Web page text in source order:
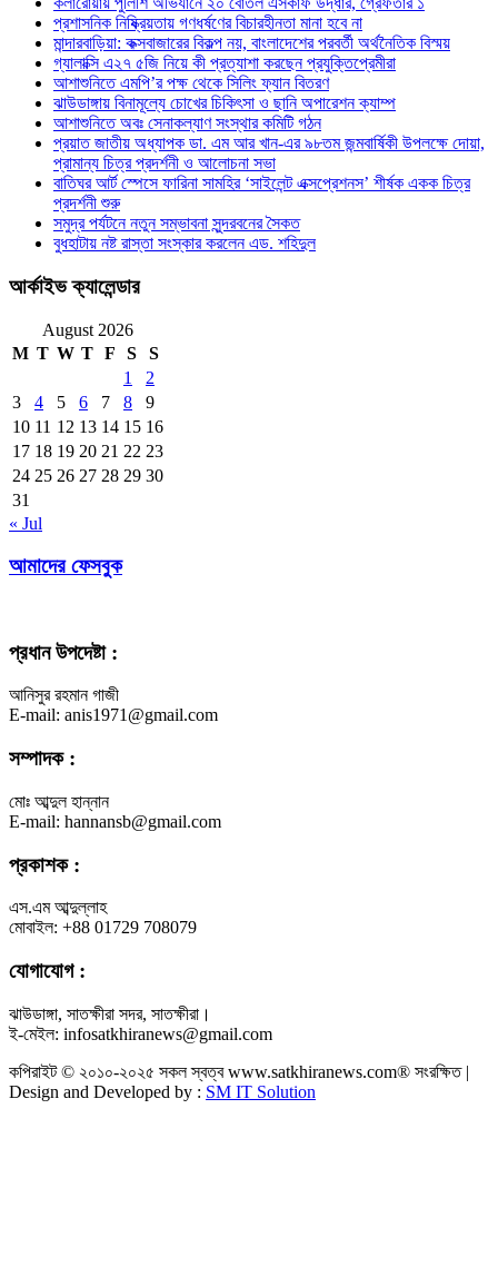
প্রশাসনিক নিষ্ক্রিয়তায় গণধর্ষণের বিচারহীনতা মানা হবে না
মান্দারবাড়িয়া: কক্সবাজারের বিকল্প নয়, বাংলাদেশের পরবর্তী অর্থনৈতিক বিস্ময়
গ্যালাক্সি এ২৭ ৫জি নিয়ে কী প্রত্যাশা করছেন প্রযুক্তিপ্রেমীরা
আশাশুনিতে এমপি’র পক্ষ থেকে সিলিং ফ্যান বিতরণ
ঝাউডাঙ্গায় বিনামূল্যে চোখের চিকিৎসা ও ছানি অপারেশন ক্যাম্প
আশাশুনিতে অবঃ সেনাকল্যাণ সংস্থার কমিটি গঠন
প্রয়াত জাতীয় অধ্যাপক ডা. এম আর খান-এর ৯৮তম জন্মবার্ষিকী উপলক্ষে দোয়া,
প্রামান্য চিত্র প্রদর্শনী ও আলোচনা সভা
বাতিঘর আর্ট স্পেসে ফারিনা সামহির ‘সাইলেন্ট এক্সপ্রেশনস’ শীর্ষক একক চিত্র
প্রদর্শনী শুরু
সমুদ্র পর্যটনে নতুন সম্ভাবনা সুন্দরবনের সৈকত
বুধহাটায় নষ্ট রাস্তা সংস্কার করলেন এড. শহিদুল
আর্কাইভ ক্যালেন্ডার
August 2026
M T W T F S
S
1
2
3
4 5 6 7 8
9
10 11 12 13 14 15 16
17 18 19 20 21 22 23
24 25 26 27 28 29 30
31
« Jul
আমাদের ফেসবুক
প্রধান উপদেষ্টা :
আনিসুর রহমান গাজী
E-mail: anis1971@gmail.com
সম্পাদক :
মোঃ আব্দুল হান্নান
E-mail: hannansb@gmail.com
প্রকাশক :
এস.এম আব্দুল্লাহ
মোবাইল: +88 01729 708079
যোগাযোগ :
ঝাউডাঙ্গা, সাতক্ষীরা সদর, সাতক্ষীরা।
ই-মেইল: infosatkhiranews@gmail.com
কপিরাইট © ২০১০-২০২৫ সকল স্বত্ব www.satkhiranews.com® সংরক্ষিত |
Design and Developed by : SM IT Solution